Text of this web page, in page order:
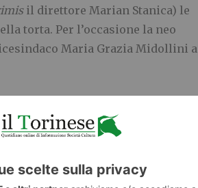
il direttore Marian Stanica) le
torta. Per l’occasione la neo
Maria Grazia Midollini a
mesi (dopo aver vissuto per
del gruppo “Sereni
dolce e tranquillo. Per tutta
partecipa ancora alle attività
gli auguri del figlio, che ha